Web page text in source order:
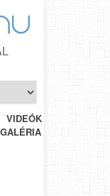
VIDEÓK
HÉTRŐL-